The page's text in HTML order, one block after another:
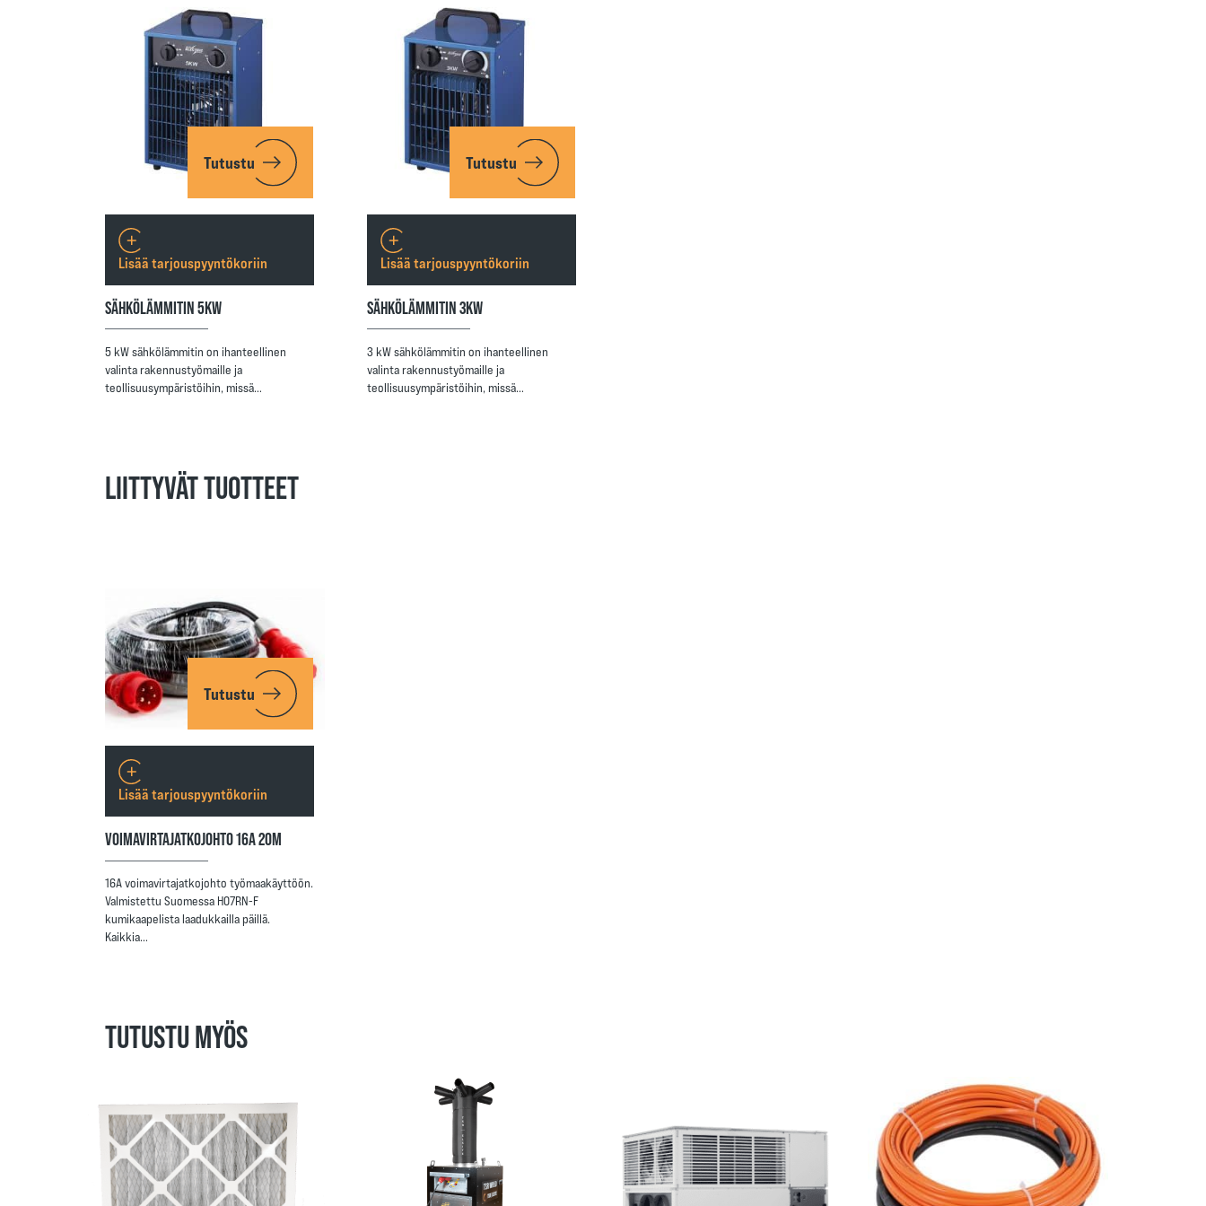
Tutustu
SÄHKÖLÄMMITIN 5KW
5 kW sähkölämmitin on ihanteellinen
valinta rakennustyömaille ja
teollisuusympäristöihin, missä…
Lisää tarjouspyyntökoriin
Tutustu
SÄHKÖLÄMMITIN 3KW
3 kW sähkölämmitin on ihanteellinen
valinta rakennustyömaille ja
teollisuusympäristöihin, missä…
Lisää tarjouspyyntökoriin
LIITTYVÄT TUOTTEET
Tutustu
VOIMAVIRTAJATKOJOHTO 16A 20M
16A voimavirtajatkojohto työmaakäyttöön.
Valmistettu Suomessa H07RN-F
kumikaapelista laadukkailla päillä.
Kaikkia…
Lisää tarjouspyyntökoriin
TUTUSTU MYÖS